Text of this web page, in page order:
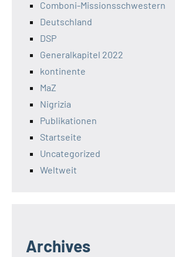
Comboni-Missionsschwestern
Deutschland
DSP
Generalkapitel 2022
kontinente
MaZ
Nigrizia
Publikationen
Startseite
Uncategorized
Weltweit
Archives